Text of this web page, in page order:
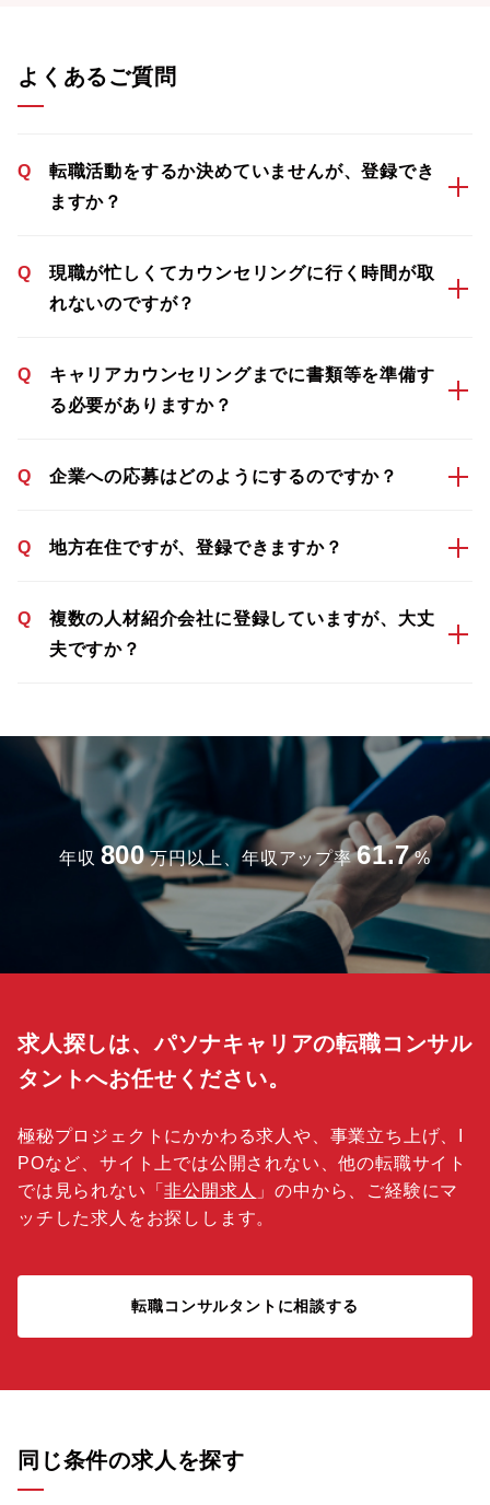
よくあるご質問
Q
転職活動をするか決めていませんが、登録でき
ますか？
Q
現職が忙しくてカウンセリングに行く時間が取
れないのですが？
Q
キャリアカウンセリングまでに書類等を準備す
る必要がありますか？
Q 企業への応募はどのようにするのですか？
Q 地方在住ですが、登録できますか？
Q
複数の人材紹介会社に登録していますが、大丈
夫ですか？
年収 800 万円以上、年収アップ率 61.7 %
求人探しは、パソナキャリアの転職コンサル
タントへお任せください。
極秘プロジェクトにかかわる求人や、事業立ち上げ、I
POなど、サイト上では公開されない、他の転職サイト
では見られない「非公開求人 」の中から、ご経験にマ
ッチした求人をお探しします。
転職コンサルタントに相談する
同じ条件の求人を探す